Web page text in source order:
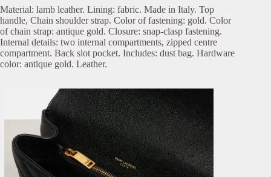
Material: lamb leather. Lining: fabric. Made in Italy. Top
handle, Chain shoulder strap. Color of fastening: gold. Color
of chain strap: antique gold. Closure: snap-clasp fastening.
Internal details: two internal compartments, zipped centre
compartment. Back slot pocket. Includes: dust bag. Hardware
color: antique gold. Leather.